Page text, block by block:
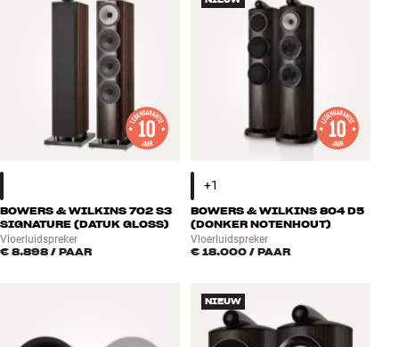
BOWERS & WILKINS 702 S3
SIGNATURE (DATUK GLOSS)
Vloerluidspreker
€ 8.898 / PAAR
BOWERS & WILKINS 804 D5
(DONKER NOTENHOUT)
Vloerluidspreker
€ 18.000 / PAAR
NIEUW